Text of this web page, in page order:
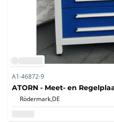
A1-46872-9
ATORN - Meet- en
Rödermark,DE